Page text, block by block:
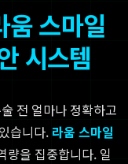
스마일
시스템
전 얼마나 정확하고
습니다. 라움 스마일
량을 집중합니다. 일